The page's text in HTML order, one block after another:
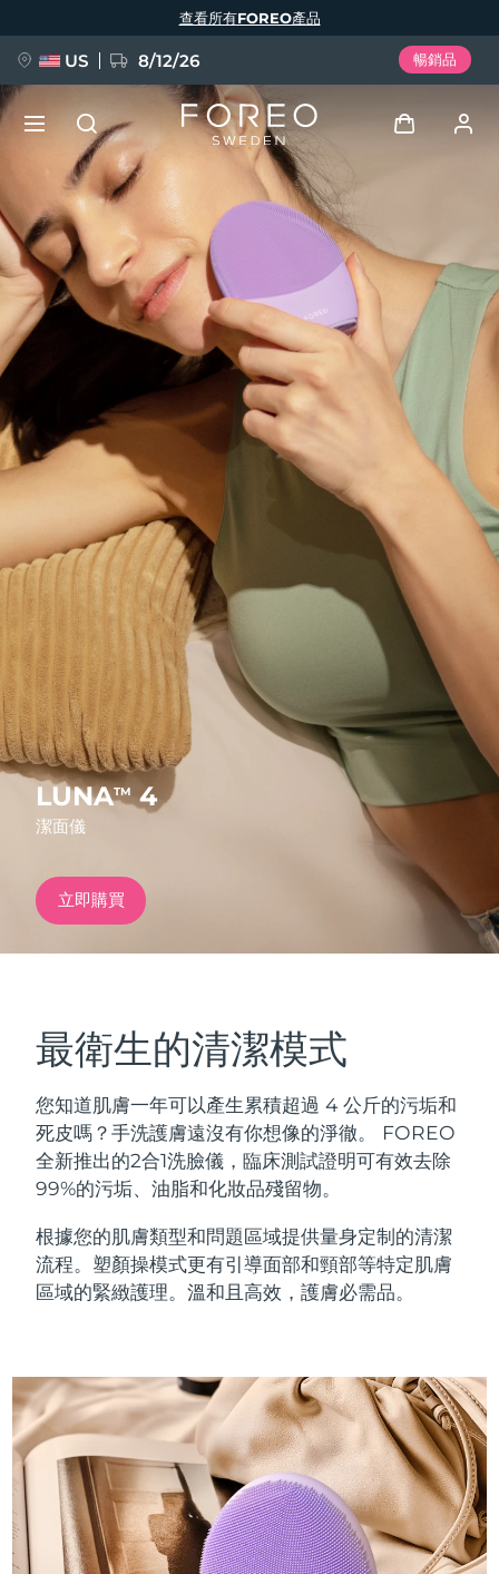
LUNATM4
潔面儀
立即購買
最衛生的清潔模式
您知道肌膚一年可以產生累積超過 4 公斤的污垢和
死皮嗎？手洗護膚遠沒有你想像的淨徹。 FOREO
全新推出的2合1洗臉儀，臨床測試證明可有效去除
99%的污垢、油脂和化妝品殘留物。
根據您的肌膚類型和問題區域提供量身定制的清潔
流程。塑顏操模式更有引導面部和頸部等特定肌膚
區域的緊緻護理。溫和且高效，護膚必需品。
查看所有FOREO產品
US 8/12/26 暢銷品
用戶信息
我的設備
我的訂單
我的地址
我的訂閱
新品
FAQ™ Pure Beauty-Tech Elixir
BREAKING NEWS
issa™ Teeth Whitening Set
FAQ™ Dual LED Panel
熱門產品
特別優惠
紅光療法
面部清潔
LUNA™ 4 套裝
Anti-aging massage
LUNA™ 4 Plus
LUNA™ 4 Men
For men, anti-aging massage
LUNA™ 4 mini
For young skin, T-zone
緊致提拉
BEAR™ 2 套裝
Microcurrent toning
BEAR™ 2 go
BEAR™ 2 eyes & lips
Microcurrent line smoothing device
面部提拉護理
Premium anti-aging skincare
補水保濕
UFO™ 3 套裝
UFO™ 3 LED
Near-infrared and red light therapy
device
UFO™ 3 mini
Red light therapy device for young skin
口腔護理
issa™ 4
issa™ 4 plus
Smart hybrid silicone sonic toothbrush
issa™ 4 smile
Hybrid silicone sonic toothbrush
抗老
FAQ™ 101
Clinical anti-aging
LED 護理
NEW
FAQ™ 201
LED mask
NEW
語言
English Deutsch
Español
Français
Italiano
Português
Svenska
Русский
Türkçe
简体中文 繁體中文
發貨國家
美國 12/08/2026
英國 預計送達日期 11/08/2026
西班牙 11/08/2026
澳洲 預計送達日期14/08/2026
法國 預計送達日期11/08/2026
德國 預計送達日期11/08/2026
加拿大 15/08/2026
奧地利 預計送達日期
比利時 預計送達日期 11/08/2026
百慕達 預計送達日期
波士尼亞與赫塞哥維納 預計送達日期14/08/2026
汶萊 預計送達日期16/08/2026
加拿大 預計送達日期15/08/2026
智利 預計送達日期 15/08/2026
中國 預計送達日期11/08/2026
哥倫比亞 預計送達日期15/08/2026